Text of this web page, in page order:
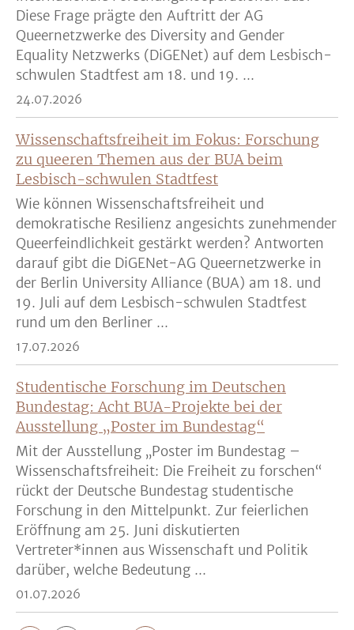
Diese Frage prägte den Auftritt der AG
Queernetzwerke des Diversity and Gender
Equality Netzwerks (DiGENet) auf dem Lesbisch-
schwulen Stadtfest am 18. und 19. ...
24.07.2026
Wissenschaftsfreiheit im Fokus: Forschung
zu queeren Themen aus der BUA beim
Lesbisch-schwulen Stadtfest
Wie können Wissenschaftsfreiheit und
demokratische Resilienz angesichts zunehmender
Queerfeindlichkeit gestärkt werden? Antworten
darauf gibt die DiGENet-AG Queernetzwerke in
der Berlin University Alliance (BUA) am 18. und
19. Juli auf dem Lesbisch-schwulen Stadtfest
rund um den Berliner ...
17.07.2026
Studentische Forschung im Deutschen
Bundestag: Acht BUA-Projekte bei der
Ausstellung „Poster im Bundestag“
Mit der Ausstellung „Poster im Bundestag –
Wissenschaftsfreiheit: Die Freiheit zu forschen“
rückt der Deutsche Bundestag studentische
Forschung in den Mittelpunkt. Zur feierlichen
Eröffnung am 25. Juni diskutierten
Vertreter*innen aus Wissenschaft und Politik
darüber, welche Bedeutung ...
01.07.2026